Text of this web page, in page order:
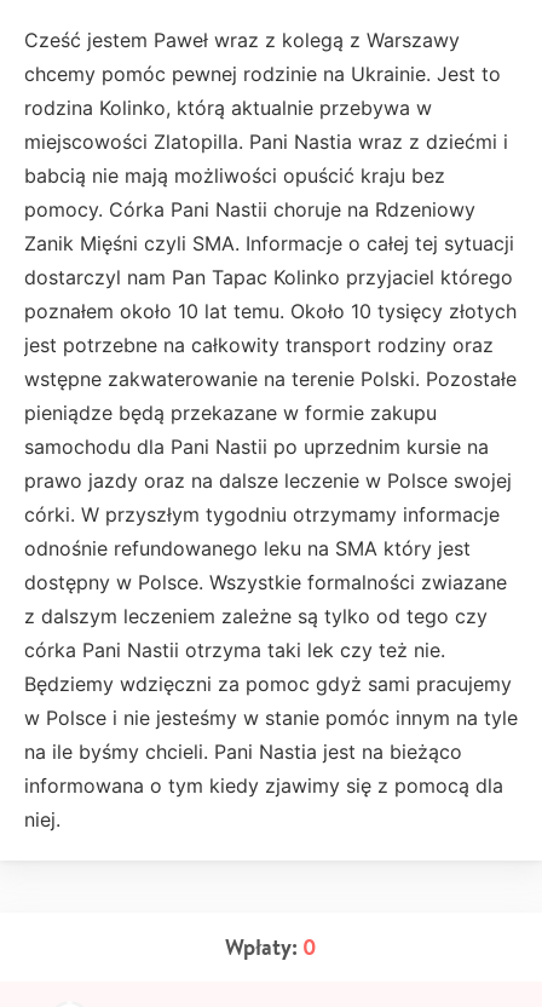
Cześć jestem Paweł wraz z kolegą z Warszawy
chcemy pomóc pewnej rodzinie na Ukrainie. Jest to
rodzina Kolinko, którą aktualnie przebywa w
miejscowości Zlatopilla. Pani Nastia wraz z dziećmi i
babcią nie mają możliwości opuścić kraju bez
pomocy. Córka Pani Nastii choruje na Rdzeniowy
Zanik Mięśni czyli SMA. Informacje o całej tej sytuacji
dostarczyl nam Pan Tapac Kolinko przyjaciel którego
poznałem około 10 lat temu. Około 10 tysięcy złotych
jest potrzebne na całkowity transport rodziny oraz
wstępne zakwaterowanie na terenie Polski. Pozostałe
pieniądze będą przekazane w formie zakupu
samochodu dla Pani Nastii po uprzednim kursie na
prawo jazdy oraz na dalsze leczenie w Polsce swojej
córki. W przyszłym tygodniu otrzymamy informacje
odnośnie refundowanego leku na SMA który jest
dostępny w Polsce. Wszystkie formalności zwiazane
z dalszym leczeniem zależne są tylko od tego czy
córka Pani Nastii otrzyma taki lek czy też nie.
Będziemy wdzięczni za pomoc gdyż sami pracujemy
w Polsce i nie jesteśmy w stanie pomóc innym na tyle
na ile byśmy chcieli. Pani Nastia jest na bieżąco
informowana o tym kiedy zjawimy się z pomocą dla
niej.
Wpłaty: 0